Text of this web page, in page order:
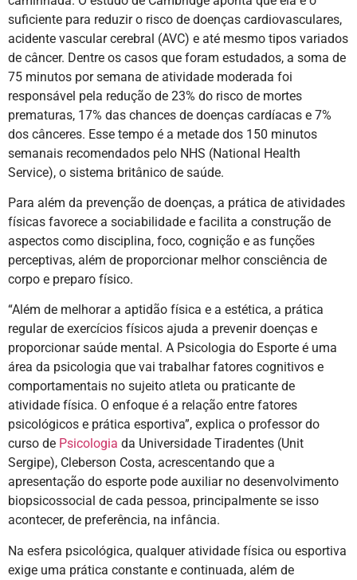
suficiente para reduzir o risco de doenças cardiovasculares,
acidente vascular cerebral (AVC) e até mesmo tipos variados
de câncer. Dentre os casos que foram estudados, a soma de
75 minutos por semana de atividade moderada foi
responsável pela redução de 23% do risco de mortes
prematuras, 17% das chances de doenças cardíacas e 7%
dos cânceres. Esse tempo é a metade dos 150 minutos
semanais recomendados pelo NHS (National Health
Service), o sistema britânico de saúde.
Para além da prevenção de doenças, a prática de atividades
físicas favorece a sociabilidade e facilita a construção de
aspectos como disciplina, foco, cognição e as funções
perceptivas, além de proporcionar melhor consciência de
corpo e preparo físico.
“Além de melhorar a aptidão física e a estética, a prática
regular de exercícios físicos ajuda a prevenir doenças e
proporcionar saúde mental. A Psicologia do Esporte é uma
área da psicologia que vai trabalhar fatores cognitivos e
comportamentais no sujeito atleta ou praticante de
atividade física. O enfoque é a relação entre fatores
psicológicos e prática esportiva”, explica o professor do
curso de Psicologia da Universidade Tiradentes (Unit
Sergipe), Cleberson Costa, acrescentando que a
apresentação do esporte pode auxiliar no desenvolvimento
biopsicossocial de cada pessoa, principalmente se isso
acontecer, de preferência, na infância.
Na esfera psicológica, qualquer atividade física ou esportiva
exige uma prática constante e continuada, além de